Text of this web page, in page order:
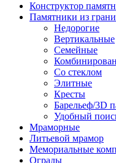
Конструктор
Памятники из
Недорогие
Вертикальные
Семейные
Со стеклом
Элитные
Кресты
Барельеф/3D
Удобный
Мраморные
Литьевой мрамор
Мемориальные
Ограды